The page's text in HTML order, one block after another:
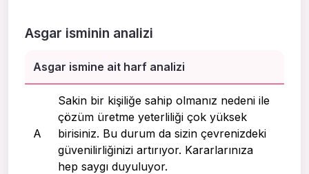
Asgar isminin analizi
Asgar ismine ait harf analizi
A
Sakin bir kişiliğe sahip olmanız nedeni ile
çözüm üretme yeterliliği çok yüksek
birisiniz. Bu durum da sizin çevrenizdeki
güvenilirliğinizi artırıyor. Kararlarınıza
hep saygı duyuluyor.